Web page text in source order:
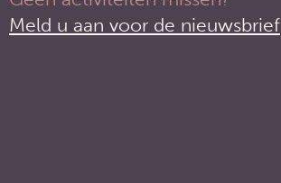
Meld u aan voor de nieuwsbrief